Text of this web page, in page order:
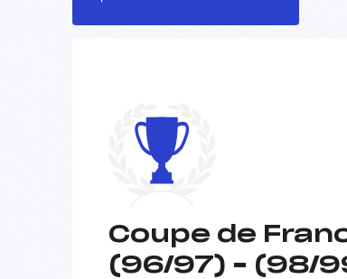
Coupe de
(96/97) – (98/